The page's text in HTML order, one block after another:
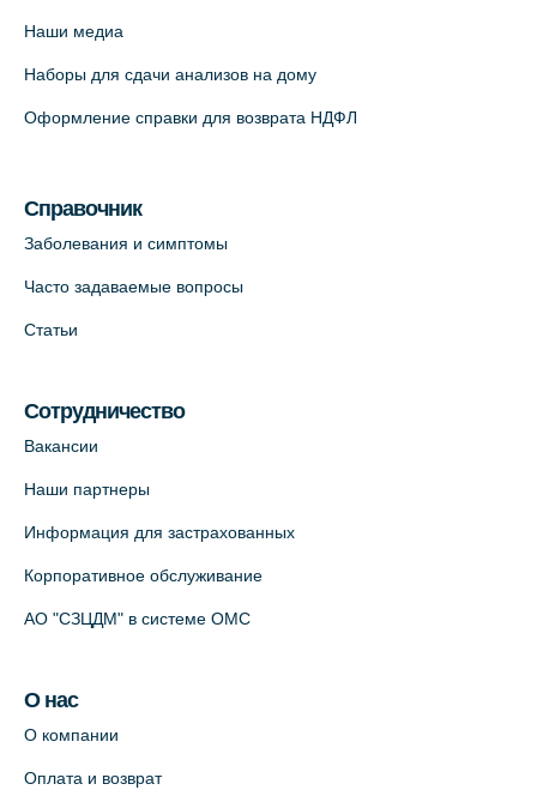
Наши медиа
Наборы для сдачи анализов на дому
Оформление справки для возврата НДФЛ
Справочник
Заболевания и симптомы
Часто задаваемые вопросы
Статьи
Сотрудничество
Вакансии
Наши партнеры
Информация для застрахованных
Корпоративное обслуживание
АО "СЗЦДМ" в системе ОМС
О нас
О компании
Оплата и возврат